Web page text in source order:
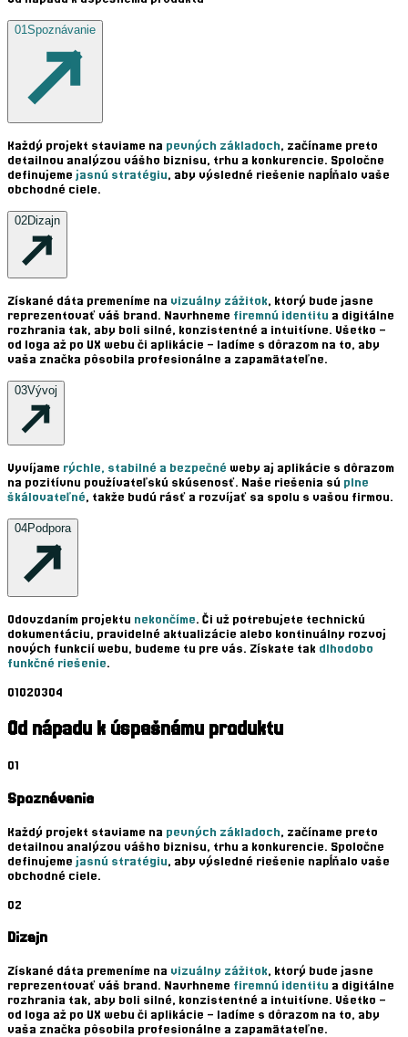
01Spoznávanie
Každý projekt staviame na pevných základoch, začíname preto
detailnou analýzou vášho biznisu, trhu a konkurencie. Spoločne
definujeme jasnú stratégiu, aby výsledné riešenie napĺňalo vaše
obchodné ciele.
02Dizajn
Získané dáta premeníme na vizuálny zážitok, ktorý bude jasne
reprezentovať váš brand. Navrhneme firemnú identitu a digitálne
rozhrania tak, aby boli silné, konzistentné a intuitívne. Všetko –
od loga až po UX webu či aplikácie – ladíme s dôrazom na to, aby
vaša značka pôsobila profesionálne a zapamätateľne.
03Vývoj
Vyvíjame rýchle, stabilné a bezpečné weby aj aplikácie s dôrazom
na pozitívnu používateľskú skúsenosť. Naše riešenia sú plne
škálovateľné, takže budú rásť a rozvíjať sa spolu s vašou firmou.
04Podpora
Odovzdaním projektu nekončíme. Či už potrebujete technickú
dokumentáciu, pravidelné aktualizácie alebo kontinuálny rozvoj
nových funkcií webu, budeme tu pre vás. Získate tak dlhodobo
funkčné riešenie.
01020304
Od nápadu k úspešnému produktu
01
Spoznávanie
Každý projekt staviame na pevných základoch, začíname preto
detailnou analýzou vášho biznisu, trhu a konkurencie. Spoločne
definujeme jasnú stratégiu, aby výsledné riešenie napĺňalo vaše
obchodné ciele.
02
Dizajn
Získané dáta premeníme na vizuálny zážitok, ktorý bude jasne
reprezentovať váš brand. Navrhneme firemnú identitu a digitálne
rozhrania tak, aby boli silné, konzistentné a intuitívne. Všetko –
od loga až po UX webu či aplikácie – ladíme s dôrazom na to, aby
vaša značka pôsobila profesionálne a zapamätateľne.